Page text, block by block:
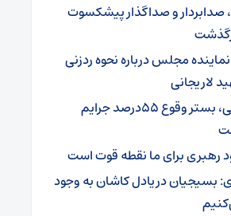
و صداگذار پیشکسوت
مجلس درباره نحوه ردزنی
لاریجانی
هوش مصنوعی، بستر وقوع 55درصد جرایم
رهبری برای ما نقطه قوت است
بسیجیان دریادل کاشان به وجود